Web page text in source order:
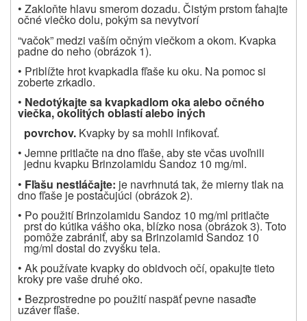
• Zakloňte hlavu smerom dozadu. Čistým prstom ťahajte
očné viečko dolu, pokým sa nevytvorí
“vačok” medzi vaším očným viečkom a okom. Kvapka
padne do neho (obrázok 1).
• Priblížte hrot kvapkadla fľaše ku oku. Na pomoc si
zoberte zrkadlo.
• Nedotýkajte sa kvapkadlom oka alebo očného
viečka, okolitých oblastí alebo iných
povrchov. Kvapky by sa mohli infikovať.
• Jemne pritlačte na dno fľaše, aby ste včas uvoľnili
jednu kvapku Brinzolamidu Sandoz 10 mg/ml.
• Fľašu nestláčajte: je navrhnutá tak, že mierny tlak na
dno fľaše je postačujúci (obrázok 2).
• Po použití Brinzolamidu Sandoz 10 mg/ml pritlačte
prst do kútika vášho oka, blízko nosa (obrázok 3). Toto
pomôže zabrániť, aby sa Brinzolamid Sandoz 10
mg/ml dostal do zvyšku tela.
• Ak používate kvapky do obidvoch očí, opakujte tieto
kroky pre vaše druhé oko.
• Bezprostredne po použití naspäť pevne nasaďte
uzáver fľaše.